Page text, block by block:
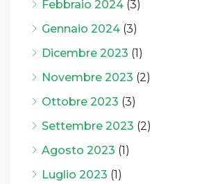
Febbraio 2024 (3)
Gennaio 2024 (3)
Dicembre 2023 (1)
Novembre 2023 (2)
Ottobre 2023 (3)
Settembre 2023 (2)
Agosto 2023 (1)
Luglio 2023 (1)